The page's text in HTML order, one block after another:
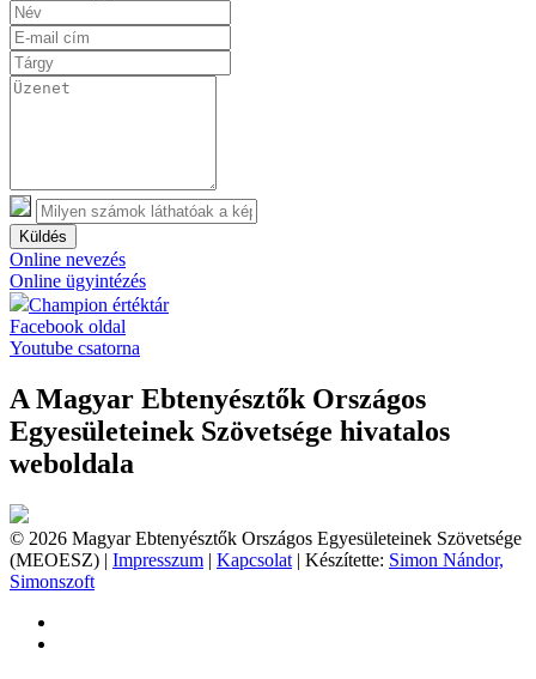
Küldés
Online nevezés
Online ügyintézés
Champion értéktár
Facebook oldal
Youtube csatorna
A Magyar Ebtenyésztők Országos
Egyesületeinek Szövetsége hivatalos
weboldala
© 2026 Magyar Ebtenyésztők Országos Egyesületeinek Szövetsége
(MEOESZ) | Impresszum | Kapcsolat | Készítette: Simon Nándor,
Simonszoft